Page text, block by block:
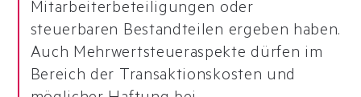
Mitarbeiterbeteiligungen oder
steuerbaren Bestandteilen ergeben haben.
Auch Mehrwertsteueraspekte dürfen im
Bereich der Transaktionskosten und